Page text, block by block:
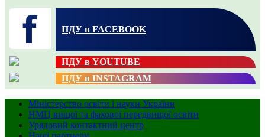
ПДУ в FACEBOOK
ПДУ в YOUTUBE
ПДУ в INSTAGRAM
Міністерство освіти і науки України
НМЦ вищої та фахової передвищої освіти
Урядовий контактний центр